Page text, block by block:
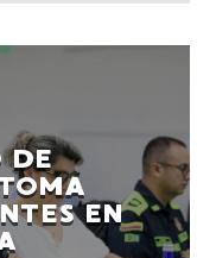
DE
EN